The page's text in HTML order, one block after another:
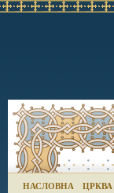
НАСЛОВНА ЦРКВА